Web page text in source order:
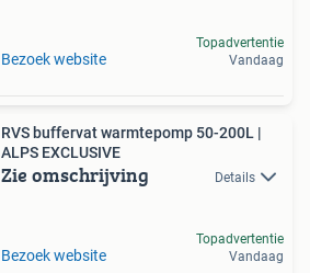
Bezoek website
Topadvertentie
Vandaag
RVS buffervat warmtepomp 50-200L |
ALPS EXCLUSIVE
Zie omschrijving Details
Bezoek website
Topadvertentie
Vandaag